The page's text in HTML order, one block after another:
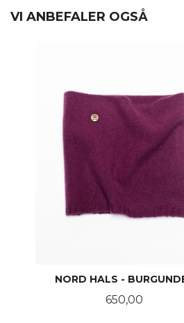
VI ANBEFALER OGSÅ
NORD HALS -
Pris
650,00